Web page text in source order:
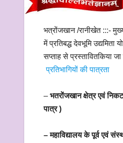
भत्रोंजखान /रानीखेत :::-
में प्रतिबद्ध देवभूमि
सप्ताह से प्रस्तावितकिया जा
प्रतिभागियों की पात्रता
– भतरोंजखान क्षेत्र एवं
पात्र )
– महाविद्यालय के पूर्व एवं